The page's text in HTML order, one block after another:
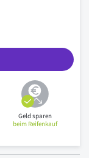
Geld sparen
beim Reifenkauf